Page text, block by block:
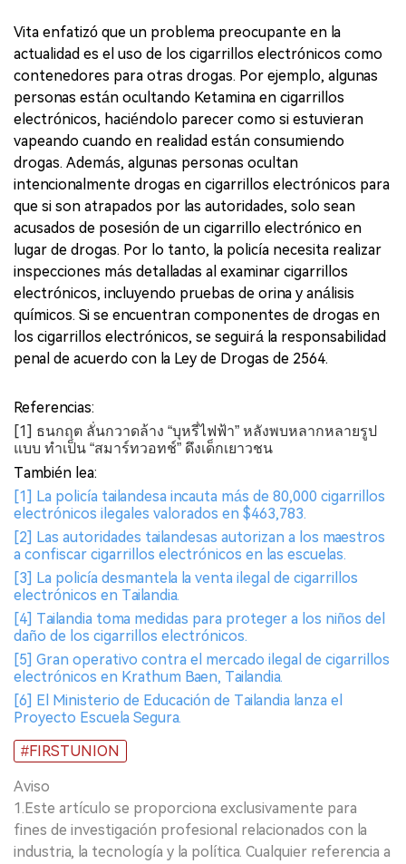
Vita enfatizó que un problema preocupante en la
actualidad es el uso de los cigarrillos electrónicos como
contenedores para otras drogas. Por ejemplo, algunas
personas están ocultando Ketamina en cigarrillos
electrónicos, haciéndolo parecer como si estuvieran
vapeando cuando en realidad están consumiendo
drogas. Además, algunas personas ocultan
intencionalmente drogas en cigarrillos electrónicos para
que si son atrapados por las autoridades, solo sean
acusados de posesión de un cigarrillo electrónico en
lugar de drogas. Por lo tanto, la policía necesita realizar
inspecciones más detalladas al examinar cigarrillos
electrónicos, incluyendo pruebas de orina y análisis
químicos. Si se encuentran componentes de drogas en
los cigarrillos electrónicos, se seguirá la responsabilidad
penal de acuerdo con la Ley de Drogas de 2564.
Referencias:
[1] ธนกฤต ลั่นกวาดล้าง “บุหรี่ไฟฟ้า” หลังพบหลากหลายรูป
แบบ ทำเป็น “สมาร์ทวอทช์” ดึงเด็กเยาวชน
También lea:
[1] La policía tailandesa incauta más de 80,000 cigarrillos
electrónicos ilegales valorados en $463,783.
[2] Las autoridades tailandesas autorizan a los maestros
a confiscar cigarrillos electrónicos en las escuelas.
[3] La policía desmantela la venta ilegal de cigarrillos
electrónicos en Tailandia.
[4] Tailandia toma medidas para proteger a los niños del
daño de los cigarrillos electrónicos.
[5] Gran operativo contra el mercado ilegal de cigarrillos
electrónicos en Krathum Baen, Tailandia.
[6] El Ministerio de Educación de Tailandia lanza el
Proyecto Escuela Segura.
#FIRSTUNION
Aviso
1.Este artículo se proporciona exclusivamente para
fines de investigación profesional relacionados con la
industria, la tecnología y la política. Cualquier referencia a